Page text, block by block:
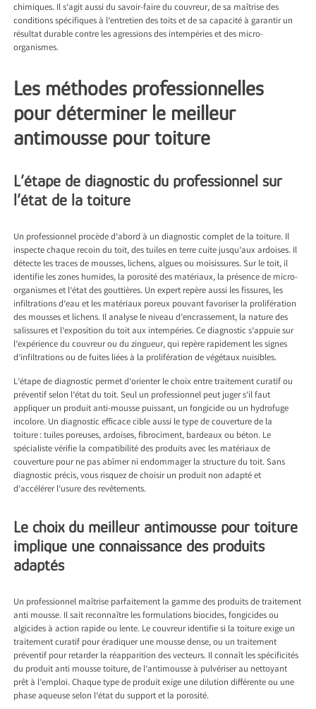
chimiques. Il s’agit aussi du savoir-faire du couvreur, de sa maîtrise des
conditions spécifiques à l’entretien des toits et de sa capacité à garantir un
résultat durable contre les agressions des intempéries et des micro-
organismes.
Les méthodes professionnelles
pour déterminer le meilleur
antimousse pour toiture
L’étape de diagnostic du professionnel sur
l’état de la toiture
Un professionnel procède d’abord à un diagnostic complet de la toiture. Il
inspecte chaque recoin du toit, des tuiles en terre cuite jusqu’aux ardoises. Il
détecte les traces de mousses, lichens, algues ou moisissures. Sur le toit, il
identifie les zones humides, la porosité des matériaux, la présence de micro-
organismes et l’état des gouttières. Un expert repère aussi les fissures, les
infiltrations d’eau et les matériaux poreux pouvant favoriser la prolifération
des mousses et lichens. Il analyse le niveau d’encrassement, la nature des
salissures et l’exposition du toit aux intempéries. Ce diagnostic s’appuie sur
l’expérience du couvreur ou du zingueur, qui repère rapidement les signes
d’infiltrations ou de fuites liées à la prolifération de végétaux nuisibles.
L’étape de diagnostic permet d’orienter le choix entre traitement curatif ou
préventif selon l’état du toit. Seul un professionnel peut juger s’il faut
appliquer un produit anti-mousse puissant, un fongicide ou un hydrofuge
incolore. Un diagnostic efficace cible aussi le type de couverture de la
toiture : tuiles poreuses, ardoises, fibrociment, bardeaux ou béton. Le
spécialiste vérifie la compatibilité des produits avec les matériaux de
couverture pour ne pas abîmer ni endommager la structure du toit. Sans
diagnostic précis, vous risquez de choisir un produit non adapté et
d’accélérer l’usure des revêtements.
Le choix du meilleur antimousse pour toiture
implique une connaissance des produits
adaptés
Un professionnel maîtrise parfaitement la gamme des produits de traitement
anti mousse. Il sait reconnaître les formulations biocides, fongicides ou
algicides à action rapide ou lente. Le couvreur identifie si la toiture exige un
traitement curatif pour éradiquer une mousse dense, ou un traitement
préventif pour retarder la réapparition des vecteurs. Il connaît les spécificités
du produit anti mousse toiture, de l’antimousse à pulvériser au nettoyant
prêt à l’emploi. Chaque type de produit exige une dilution différente ou une
phase aqueuse selon l’état du support et la porosité.